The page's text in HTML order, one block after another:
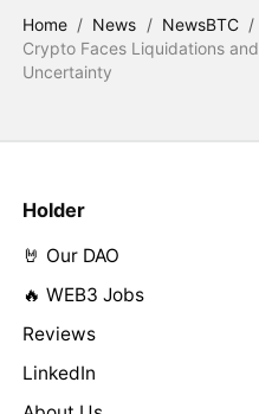
Home / News / NewsBTC /
Crypto Faces Liquidations
Uncertainty
Holder
🤘 Our DAO
🔥 WEB3 Jobs
Reviews
LinkedIn